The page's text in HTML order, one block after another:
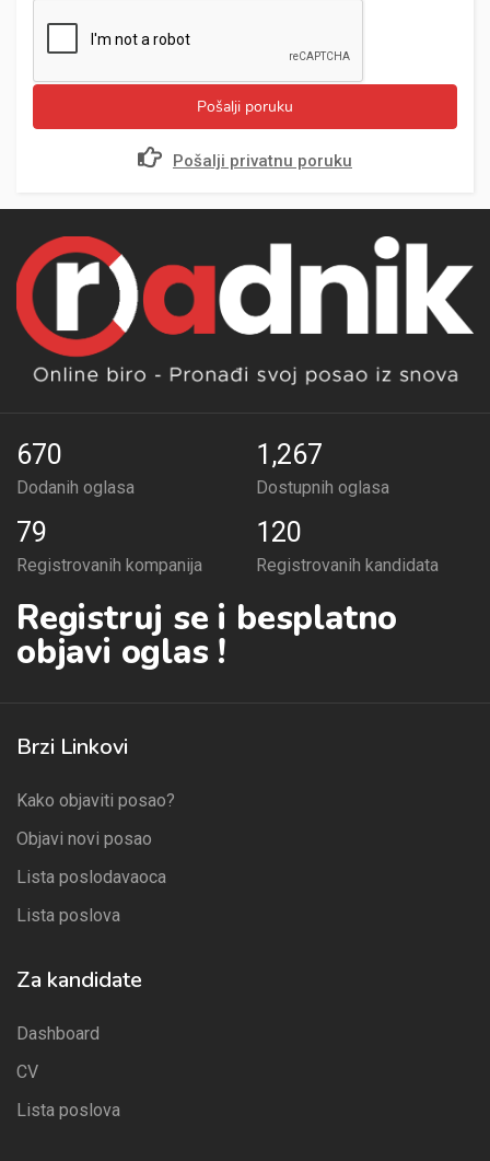
Pošalji poruku
Pošalji privatnu poruku
670
Dodanih oglasa
1,267
Dostupnih oglasa
79
Registrovanih kompanija
120
Registrovanih kandidata
Registruj se i besplatno
objavi oglas !
Brzi Linkovi
Kako objaviti posao?
Objavi novi posao
Lista poslodavaoca
Lista poslova
Za kandidate
Dashboard
CV
Lista poslova